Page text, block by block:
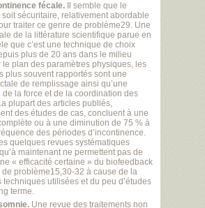
fécale. Il semble que le
soit sécuritaire, relativement abordable
traiter ce genre de problème29. Une
de la littérature scientifique parue en
que c’est une technique de choix
plus de 20 ans dans le milieu
le plan des paramètres physiques, les
plus souvent rapportés sont une
de remplissage ainsi qu’une
la force et de la coordination des
plupart des articles publiés,
des études de cas, concluent à une
ou à une diminution de 75 % à
des périodes d’incontinence.
quelques revues systématiques
maintenant ne permettent pas de
« efficacité certaine » du biofeedback
de problème15,30-32 à cause de la
techniques utilisées et du peu d’études
terme.
Une revue des traitements non